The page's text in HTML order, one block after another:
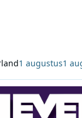
1 augustus1
Radio vernieuwt